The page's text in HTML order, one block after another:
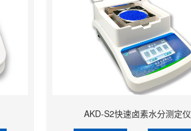
AKD-S2快速卤素水分测定仪